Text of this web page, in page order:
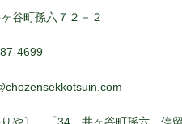
谷町孫六７２－２
4699